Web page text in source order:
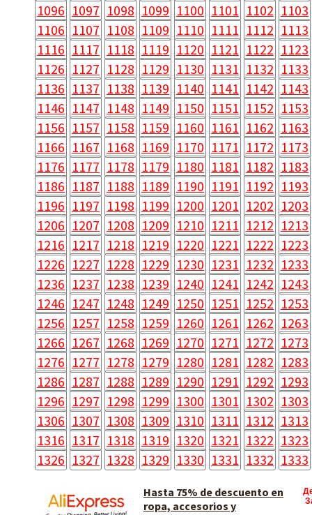
1096 1097 1098 1099 1100 1101 1102 1103
1106 1107 1108 1109 1110 1111 1112 1113
1116 1117 1118 1119 1120 1121 1122 1123
1126 1127 1128 1129 1130 1131 1132 1133
1136 1137 1138 1139 1140 1141 1142 1143
1146 1147 1148 1149 1150 1151 1152 1153
1156 1157 1158 1159 1160 1161 1162 1163
1166 1167 1168 1169 1170 1171 1172 1173
1176 1177 1178 1179 1180 1181 1182 1183
1186 1187 1188 1189 1190 1191 1192 1193
1196 1197 1198 1199 1200 1201 1202 1203
1206 1207 1208 1209 1210 1211 1212 1213
1216 1217 1218 1219 1220 1221 1222 1223
1226 1227 1228 1229 1230 1231 1232 1233
1236 1237 1238 1239 1240 1241 1242 1243
1246 1247 1248 1249 1250 1251 1252 1253
1256 1257 1258 1259 1260 1261 1262 1263
1266 1267 1268 1269 1270 1271 1272 1273
1276 1277 1278 1279 1280 1281 1282 1283
1286 1287 1288 1289 1290 1291 1292 1293
1296 1297 1298 1299 1300 1301 1302 1303
1306 1307 1308 1309 1310 1311 1312 1313
1316 1317 1318 1319 1320 1321 1322 1323
1326 1327 1328 1329 1330 1331 1332 1333
Hasta 75% de descuento en
ropa, accesorios y